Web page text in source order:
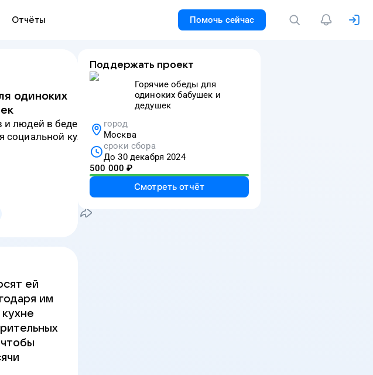
Отчёты Помочь сейчас
одиноких
и людей в беде.
социальной кухни.
ей
им
Поддержать проект
Горячие обеды для
одиноких бабушек и
дедушек
город
Москва
сроки сбора
До 30 декабря 2024
500 000 ₽
Смотреть отчёт